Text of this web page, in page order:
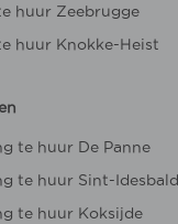
huur Zeebrugge
huur Knokke-Heist
te huur De Panne
te huur Sint-Idesbald
te huur Koksijde